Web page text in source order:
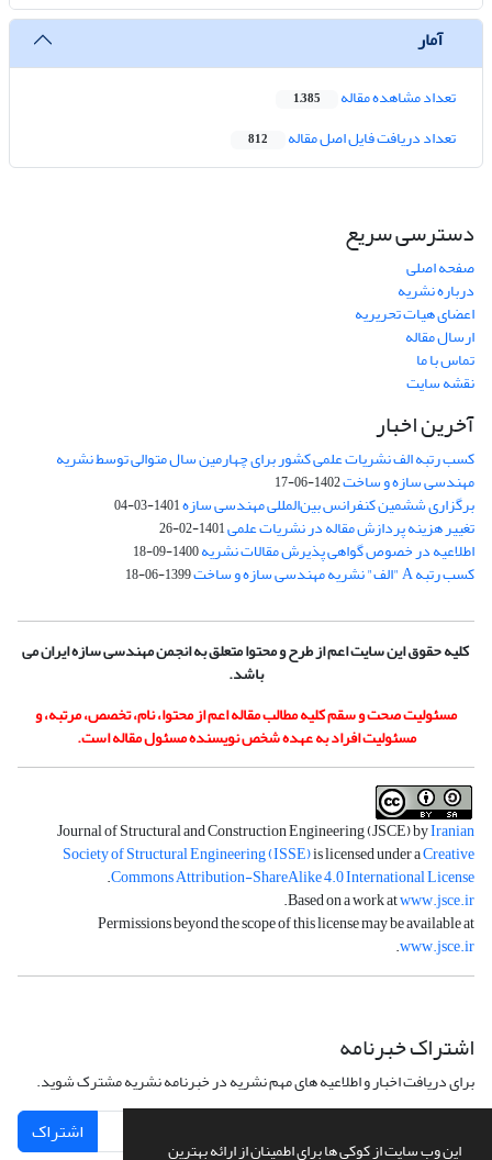
این وب سایت از کوکی ها برای اطمینان از ارائه بهترین
آمار
تعداد مشاهده مقاله 1,385
تعداد دریافت فایل اصل مقاله 812
دسترسی سریع
صفحه اصلی
درباره نشریه
اعضای هیات تحریریه
ارسال مقاله
تماس با ما
نقشه سایت
آخرین اخبار
کسب رتبه الف نشریات علمی کشور برای چهارمین سال متوالی توسط نشریه
مهندسی سازه و ساخت1402-06-17
برگزاری ششمین کنفرانس بین‌المللی مهندسی سازه1401-03-04
تغییر هزینه پردازش مقاله در نشریات علمی1401-02-26
اطلاعیه در خصوص گواهی پذیرش مقالات نشریه1400-09-18
کسب رتبه A "الف" نشریه مهندسی سازه و ساخت 1399-06-18
کلیه حقوق این سایت اعم از طرح و محتوا متعلق به انجمن مهندسی سازه ایران می
باشد.
مسئولیت صحت و سقم کلیه مطالب مقاله اعم از محتوا، نام، تخصص، مرتبه، و
مسئولیت افراد به عهده شخص نویسنده مسئول مقاله است.
Journal of Structural and Construction Engineering (JSCE) byIranian
Society of Structural Engineering (ISSE)is licensed under aCreative
Commons Attribution-ShareAlike 4.0 International License
.
Based on a work atwww.jsce.ir
.
Permissions beyond the scope of this license may be available at
www.jsce.ir
.
اشتراک خبرنامه
برای دریافت اخبار و اطلاعیه های مهم نشریه در خبرنامه نشریه مشترک شوید.
اشتراک